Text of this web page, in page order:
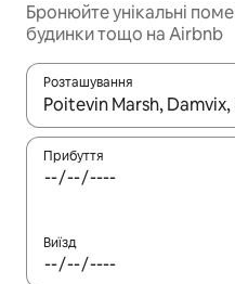
Бронюйте унікальні
будинки тощо на Airbnb
Розташування
Отримавши результати
Прибуття
Виїзд